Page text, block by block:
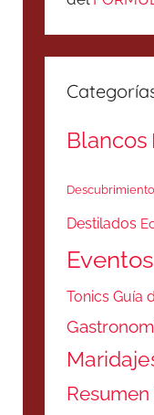
Blancos
Destilados
Eventos
Tonics Guía